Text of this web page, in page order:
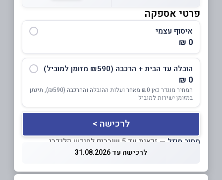
פרטי אספקה
איסוף עצמי
0 ₪
הובלה עד הבית + הרכבה (₪590 מזומן למוביל)
0 ₪
המחיר מוגדר כאן ₪0 מאחר ועלות ההובלה וההרכבה (₪590), תינתן
במזומן ישירות למוביל
לרכישה >
מחיר מוזל — זכאות עד 5 שוברים לחודש קלנדרי
לרכישה עד 31.08.2026